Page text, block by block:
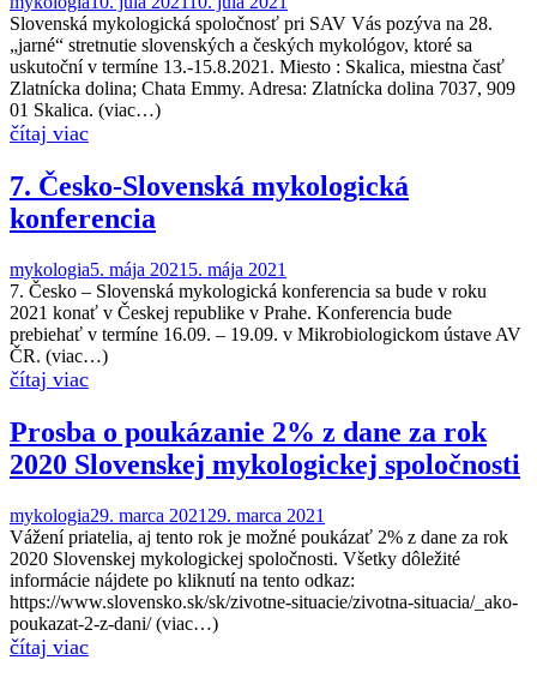
Slovenská mykologická spoločnosť pri SAV Vás pozýva na 28.
„jarné“ stretnutie slovenských a českých mykológov, ktoré sa
uskutoční v termíne 13.-15.8.2021. Miesto : Skalica, miestna časť
Zlatnícka dolina; Chata Emmy. Adresa: Zlatnícka dolina 7037, 909
01 Skalica. (viac…)
7. Česko-Slovenská mykologická
konferencia
mykologia5. mája 2021 5. mája 2021
7. Česko – Slovenská mykologická konferencia sa bude v roku
2021 konať v Českej republike v Prahe. Konferencia bude
prebiehať v termíne 16.09. – 19.09. v Mikrobiologickom ústave AV
ČR. (viac…)
Prosba o poukázanie 2% z dane za rok
2020 Slovenskej mykologickej spoločnosti
mykologia29. marca 2021 29. marca 2021
Vážení priatelia, aj tento rok je možné poukázať 2% z dane za rok
2020 Slovenskej mykologickej spoločnosti. Všetky dôležité
informácie nájdete po kliknutí na tento odkaz:
https://www.slovensko.sk/sk/zivotne-situacie/zivotna-situacia/_ako-
poukazat-2-z-dani/ (viac…)